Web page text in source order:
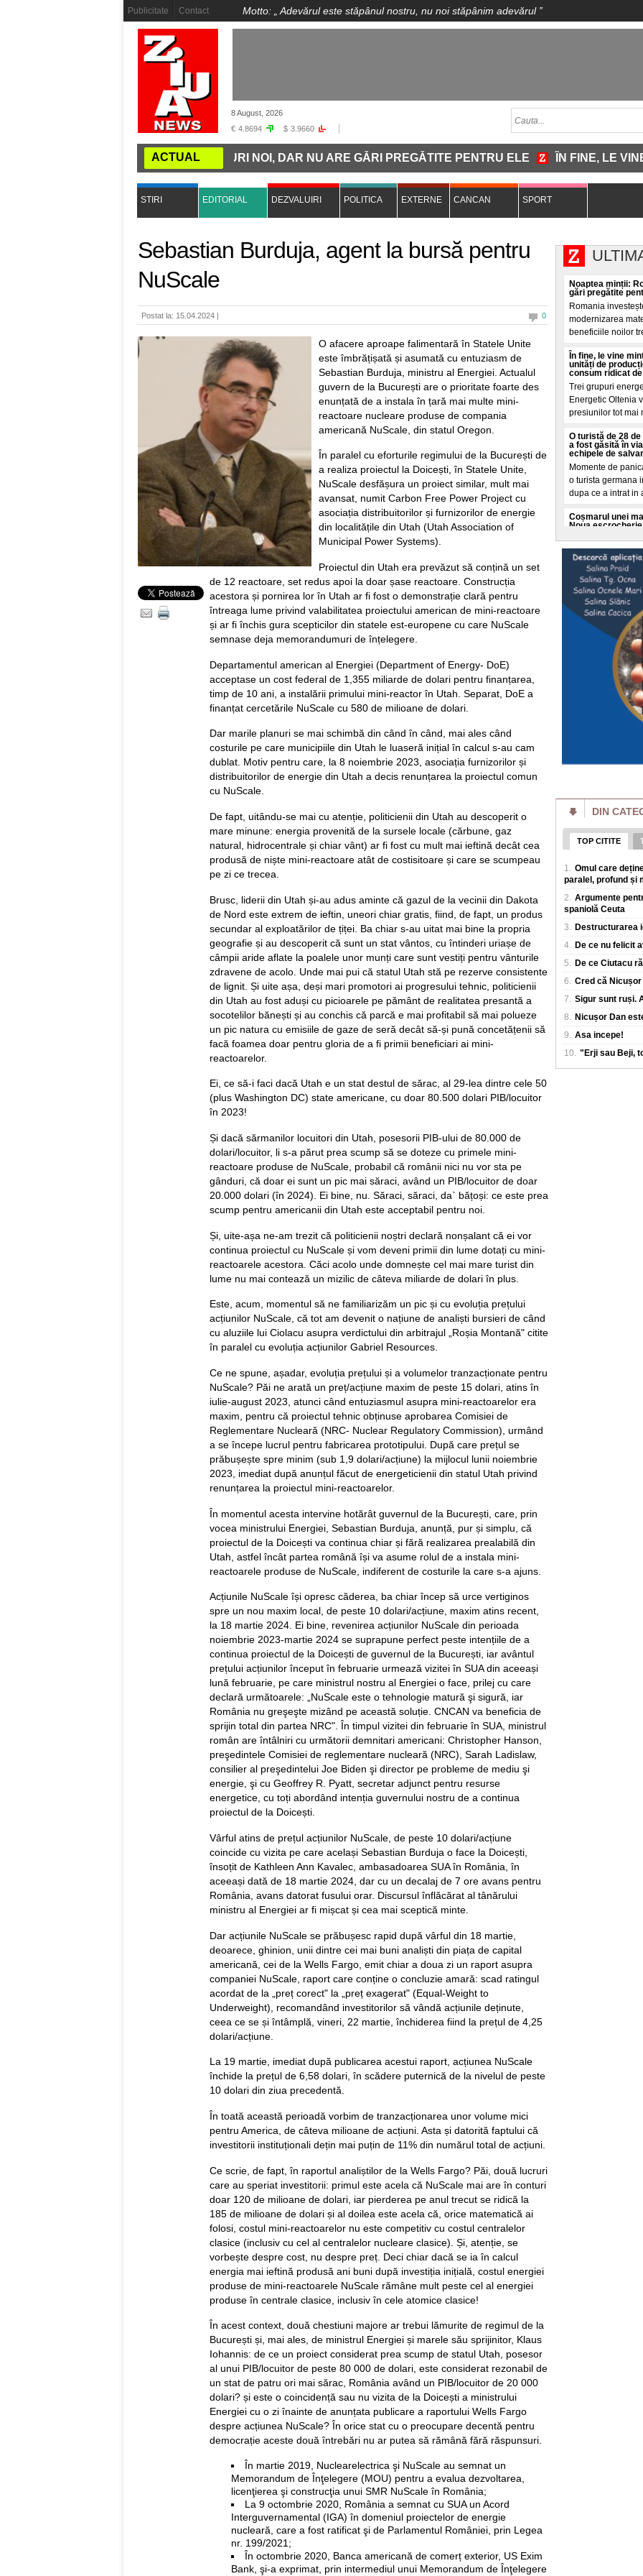
Publicitate Contact Motto: „ Adevărul este stăpânul nostru, nu noi stăpânim adevărul”
8 August, 2026
€ 4.8694 $ 3.9660
ACTUAL
ROMÂNIA CUMPĂRĂ TRENURI NOI, DAR NU ARE GĂRI PREGĂTITE PENTRU ELE ÎN FINE, LE VINE
STIRI EDITORIAL DEZVALUIRI POLITICA EXTERNE CANCAN SPORT
Sebastian Burduja, agent la bursă pentru
NuScale
Postat la: 15.04.2024 | 0
O afacere aproape falimentară în Statele Unite
este îmbrățișată și asumată cu entuziasm de
Sebastian Burduja, ministru al Energiei. Actualul
guvern de la București are o prioritate foarte des
enunțată de a instala în țară mai multe mini-
reactoare nucleare produse de compania
americană NuScale, din statul Oregon.
În paralel cu eforturile regimului de la București de
a realiza proiectul la Doicești, în Statele Unite,
NuScale desfășura un proiect similar, mult mai
avansat, numit Carbon Free Power Project cu
asociația distribuitorilor și furnizorilor de energie
din localitățile din Utah (Utah Association of
Municipal Power Systems).
Proiectul din Utah era prevăzut să conțină un set
de 12 reactoare, set redus apoi la doar șase reactoare. Construcția
acestora și pornirea lor în Utah ar fi fost o demonstrație clară pentru
întreaga lume privind valabilitatea proiectului american de mini-reactoare
și ar fi închis gura scepticilor din statele est-europene cu care NuScale
semnase deja memorandumuri de înțelegere.
Departamentul american al Energiei (Department of Energy- DoE)
acceptase un cost federal de 1,355 miliarde de dolari pentru finanțarea,
timp de 10 ani, a instalării primului mini-reactor în Utah. Separat, DoE a
finanțat cercetările NuScale cu 580 de milioane de dolari.
Dar marile planuri se mai schimbă din când în când, mai ales când
costurile pe care municipiile din Utah le luaseră inițial în calcul s-au cam
dublat. Motiv pentru care, la 8 noiembrie 2023, asociația furnizorilor și
distribuitorilor de energie din Utah a decis renunțarea la proiectul comun
cu NuScale.
De fapt, uitându-se mai cu atenție, politicienii din Utah au descoperit o
mare minune: energia provenită de la sursele locale (cărbune, gaz
natural, hidrocentrale și chiar vânt) ar fi fost cu mult mai ieftină decât cea
produsă de niște mini-reactoare atât de costisitoare și care se scumpeau
pe zi ce trecea.
Brusc, liderii din Utah și-au adus aminte că gazul de la vecinii din Dakota
de Nord este extrem de ieftin, uneori chiar gratis, fiind, de fapt, un produs
secundar al exploatărilor de țiței. Ba chiar s-au uitat mai bine la propria
geografie și au descoperit că sunt un stat vântos, cu întinderi uriașe de
câmpii aride aflate la poalele unor munți care sunt vestiți pentru vânturile
zdravene de acolo. Unde mai pui că statul Utah stă pe rezerve consistente
de lignit. Și uite așa, deși mari promotori ai progresului tehnic, politicienii
din Utah au fost aduși cu picioarele pe pământ de realitatea presantă a
socotelilor bănești și au conchis că parcă e mai profitabil să mai polueze
un pic natura cu emisiile de gaze de seră decât să-și pună concetățenii să
facă foamea doar pentru gloria de a fi primii beneficiari ai mini-
reactoarelor.
Ei, ce să-i faci dacă Utah e un stat destul de sărac, al 29-lea dintre cele 50
(plus Washington DC) state americane, cu doar 80.500 dolari PIB/locuitor
în 2023!
Și dacă sărmanilor locuitori din Utah, posesorii PIB-ului de 80.000 de
dolari/locuitor, li s-a părut prea scump să se doteze cu primele mini-
reactoare produse de NuScale, probabil că românii nici nu vor sta pe
gânduri, că doar ei sunt un pic mai săraci, având un PIB/locuitor de doar
20.000 dolari (în 2024). Ei bine, nu. Săraci, săraci, da` bățoși: ce este prea
scump pentru americanii din Utah este acceptabil pentru noi.
Și, uite-așa ne-am trezit că politicienii noștri declară nonșalant că ei vor
continua proiectul cu NuScale și vom deveni primii din lume dotați cu mini-
reactoarele acestora. Căci acolo unde domnește cel mai mare turist din
lume nu mai contează un mizilic de câteva miliarde de dolari în plus.
Este, acum, momentul să ne familiarizăm un pic și cu evoluția prețului
acțiunilor NuScale, că tot am devenit o națiune de analiști bursieri de când
cu aluziile lui Ciolacu asupra verdictului din arbitrajul „Roșia Montană" citite
în paralel cu evoluția acțiunilor Gabriel Resources.
Ce ne spune, așadar, evoluția prețului și a volumelor tranzacționate pentru
NuScale? Păi ne arată un preț/acțiune maxim de peste 15 dolari, atins în
iulie-august 2023, atunci când entuziasmul asupra mini-reactoarelor era
maxim, pentru că proiectul tehnic obținuse aprobarea Comisiei de
Reglementare Nucleară (NRC- Nuclear Regulatory Commission), urmând
a se începe lucrul pentru fabricarea prototipului. După care prețul se
prăbușește spre minim (sub 1,9 dolari/acțiune) la mijlocul lunii noiembrie
2023, imediat după anunțul făcut de energeticienii din statul Utah privind
renunțarea la proiectul mini-reactoarelor.
În momentul acesta intervine hotărât guvernul de la București, care, prin
vocea ministrului Energiei, Sebastian Burduja, anunță, pur și simplu, că
proiectul de la Doicești va continua chiar și fără realizarea prealabilă din
Utah, astfel încât partea română își va asume rolul de a instala mini-
reactoarele produse de NuScale, indiferent de costurile la care s-a ajuns.
Acțiunile NuScale își opresc căderea, ba chiar încep să urce vertiginos
spre un nou maxim local, de peste 10 dolari/acțiune, maxim atins recent,
la 18 martie 2024. Ei bine, revenirea acțiunilor NuScale din perioada
noiembrie 2023-martie 2024 se suprapune perfect peste intențiile de a
continua proiectul de la Doicești de guvernul de la București, iar avântul
prețului acțiunilor început în februarie urmează vizitei în SUA din aceeași
lună februarie, pe care ministrul nostru al Energiei o face, prilej cu care
declară următoarele: „NuScale este o tehnologie matură şi sigură, iar
România nu greşeşte mizând pe această soluție. CNCAN va beneficia de
sprijin total din partea NRC". În timpul vizitei din februarie în SUA, ministrul
român are întâlniri cu următorii demnitari americani: Christopher Hanson,
preşedintele Comisiei de reglementare nucleară (NRC), Sarah Ladislaw,
consilier al preşedintelui Joe Biden şi director pe probleme de mediu şi
energie, şi cu Geoffrey R. Pyatt, secretar adjunct pentru resurse
energetice, cu toți abordând intenția guvernului nostru de a continua
proiectul de la Doicești.
Vârful atins de prețul acțiunilor NuScale, de peste 10 dolari/acțiune
coincide cu vizita pe care același Sebastian Burduja o face la Doicești,
însoțit de Kathleen Ann Kavalec, ambasadoarea SUA în România, în
aceeași dată de 18 martie 2024, dar cu un decalaj de 7 ore avans pentru
România, avans datorat fusului orar. Discursul înflăcărat al tânărului
ministru al Energiei ar fi mișcat și cea mai sceptică minte.
Dar acțiunile NuScale se prăbușesc rapid după vârful din 18 martie,
deoarece, ghinion, unii dintre cei mai buni analiști din piața de capital
americană, cei de la Wells Fargo, emit chiar a doua zi un raport asupra
companiei NuScale, raport care conține o concluzie amară: scad ratingul
acordat de la „preț corect" la „preț exagerat" (Equal-Weight to
Underweight), recomandând investitorilor să vândă acțiunile deținute,
ceea ce se și întâmplă, vineri, 22 martie, închiderea fiind la prețul de 4,25
dolari/acțiune.
La 19 martie, imediat după publicarea acestui raport, acțiunea NuScale
închide la prețul de 6,58 dolari, în scădere puternică de la nivelul de peste
10 dolari din ziua precedentă.
În toată această perioadă vorbim de tranzacționarea unor volume mici
pentru America, de câteva milioane de acțiuni. Asta și datorită faptului că
investitorii instituționali dețin mai puțin de 11% din numărul total de acțiuni.
Ce scrie, de fapt, în raportul analiștilor de la Wells Fargo? Păi, două lucruri
care au speriat investitorii: primul este acela că NuScale mai are în conturi
doar 120 de milioane de dolari, iar pierderea pe anul trecut se ridică la
185 de milioane de dolari și al doilea este acela că, orice matematică ai
folosi, costul mini-reactoarelor nu este competitiv cu costul centralelor
clasice (inclusiv cu cel al centralelor nucleare clasice). Și, atenție, se
vorbește despre cost, nu despre preț. Deci chiar dacă se ia în calcul
energia mai ieftină produsă ani buni după investiția inițială, costul energiei
produse de mini-reactoarele NuScale rămâne mult peste cel al energiei
produse în centrale clasice, inclusiv în cele atomice clasice!
În acest context, două chestiuni majore ar trebui lămurite de regimul de la
București și, mai ales, de ministrul Energiei și marele său sprijinitor, Klaus
Iohannis: de ce un proiect considerat prea scump de statul Utah, posesor
al unui PIB/locuitor de peste 80 000 de dolari, este considerat rezonabil de
un stat de patru ori mai sărac, România având un PIB/locuitor de 20 000
dolari? și este o coincidență sau nu vizita de la Doicești a ministrului
Energiei cu o zi înainte de anunțata publicare a raportului Wells Fargo
despre acțiunea NuScale? În orice stat cu o preocupare decentă pentru
democrație aceste două întrebări nu ar putea să rămână fără răspunsuri.
În martie 2019, Nuclearelectrica şi NuScale au semnat un
Memorandum de Înţelegere (MOU) pentru a evalua dezvoltarea,
licenţierea şi construcţia unui SMR NuScale în România;
La 9 octombrie 2020, România a semnat cu SUA un Acord
Interguvernamental (IGA) în domeniul proiectelor de energie
nucleară, care a fost ratificat şi de Parlamentul României, prin Legea
nr. 199/2021;
În octombrie 2020, Banca americană de comerț exterior, US Exim
Bank, şi-a exprimat, prin intermediul unui Memorandum de Înţelegere
Noaptea minții:
gări pregătite
Romania
modernizarea
beneficiile noilor
În fine, le vine
unități de
consum ridicat
Trei grupuri
Energetic Oltenia
presiunilor tot mai
O turistă de 28
a fost găsită în
echipele de
Momente de
o turista germana
dupa ce a intrat in
Coșmarul unei
Noua
O femeie din
coșmar crezand
moarte. Totul a
Cât a costat-o
„Dacă vă
va fi"
O tanara
ce a dezvaluit o
achite pentru o
Bulgaria face
Ministrul de la
România
Bulgaria face
de la Sofia se
masivBulgaria
România a
perioada 2-8
top. Mai explică
slăbire
Mulți oameni
timp pentru sala
Nutriționistul Tania
Explicația lui
stadion: "Unii
Florin Prunea (57
actual delegat
pe rețelele de
DIN
TOP CITITE
1. Omul care
paralel, profund și
2. Argumente
spaniolă Ceuta
3. Destructurarea
4. De ce nu felicit
5. De ce Ciutacu
6. Cred că
7. Sigur sunt ruși.
8. Nicușor Dan
9. Asa incepe!
10. "Erji sau Beji,